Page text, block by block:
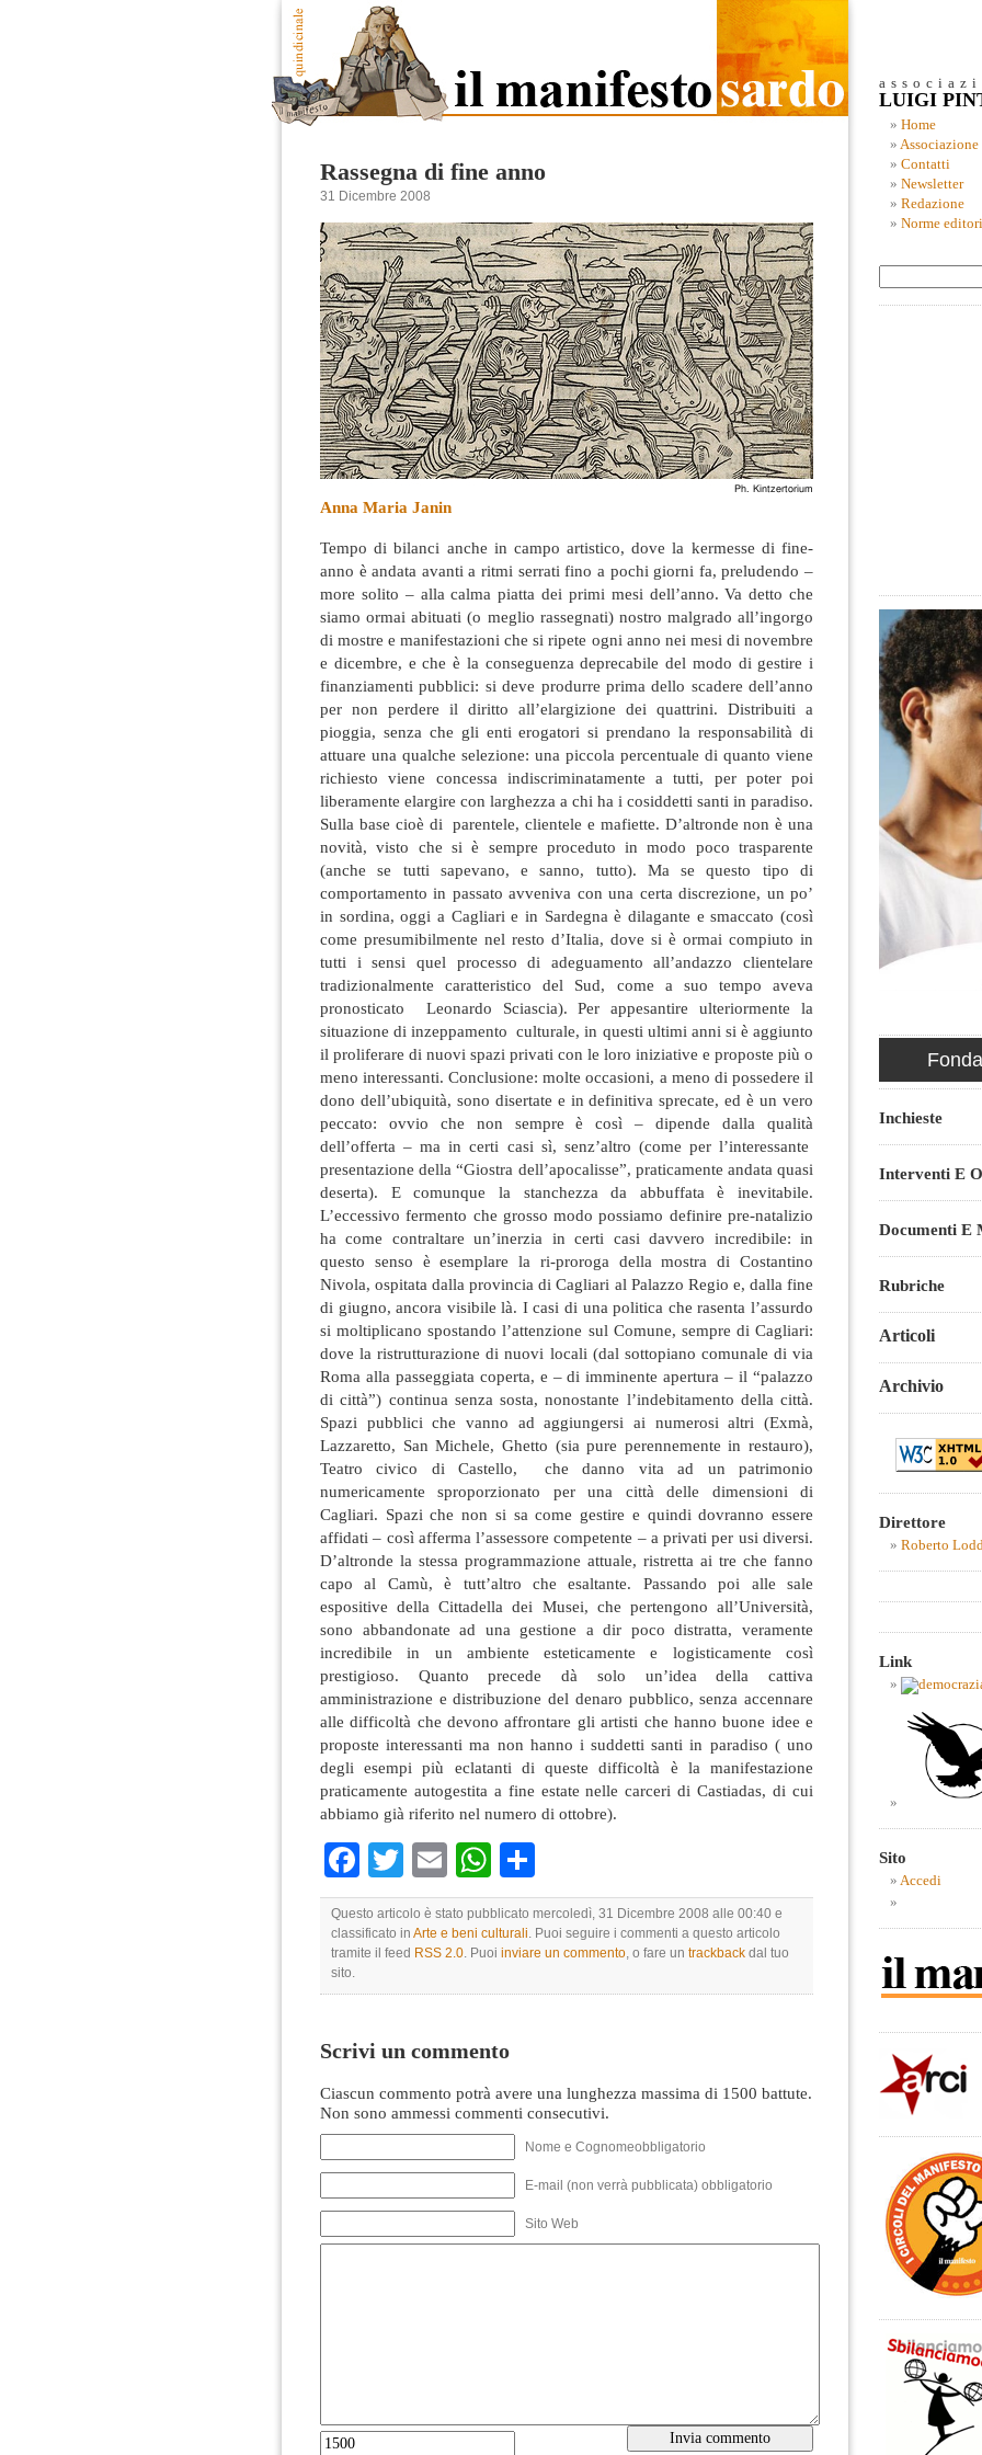
Rassegna di fine anno
31 Dicembre 2008
Anna Maria Janin
Tempo di bilanci anche in campo artistico, dove la kermesse di fine-
anno è andata avanti a ritmi serrati fino a pochi giorni fa, preludendo –
more solito – alla calma piatta dei primi mesi dell’anno. Va detto che
siamo ormai abituati (o meglio rassegnati) nostro malgrado all’ingorgo
di mostre e manifestazioni che si ripete ogni anno nei mesi di novembre
e dicembre, e che è la conseguenza deprecabile del modo di gestire i
finanziamenti pubblici: si deve produrre prima dello scadere dell’anno
per non perdere il diritto all’elargizione dei quattrini. Distribuiti a
pioggia, senza che gli enti erogatori si prendano la responsabilità di
attuare una qualche selezione: una piccola percentuale di quanto viene
richiesto viene concessa indiscriminatamente a tutti, per poter poi
liberamente elargire con larghezza a chi ha i cosiddetti santi in paradiso.
Sulla base cioè di parentele, clientele e mafiette. D’altronde non è una
novità, visto che si è sempre proceduto in modo poco trasparente
(anche se tutti sapevano, e sanno, tutto). Ma se questo tipo di
comportamento in passato avveniva con una certa discrezione, un po’
in sordina, oggi a Cagliari e in Sardegna è dilagante e smaccato (così
come presumibilmente nel resto d’Italia, dove si è ormai compiuto in
tutti i sensi quel processo di adeguamento all’andazzo clientelare
tradizionalmente caratteristico del Sud, come a suo tempo aveva
pronosticato Leonardo Sciascia). Per appesantire ulteriormente la
situazione di inzeppamento culturale, in questi ultimi anni si è aggiunto
il proliferare di nuovi spazi privati con le loro iniziative e proposte più o
meno interessanti. Conclusione: molte occasioni, a meno di possedere il
dono dell’ubiquità, sono disertate e in definitiva sprecate, ed è un vero
peccato: ovvio che non sempre è così – dipende dalla qualità
dell’offerta – ma in certi casi sì, senz’altro (come per l’interessante
presentazione della “Giostra dell’apocalisse”, praticamente andata quasi
deserta). E comunque la stanchezza da abbuffata è inevitabile.
L’eccessivo fermento che grosso modo possiamo definire pre-natalizio
ha come contraltare un’inerzia in certi casi davvero incredibile: in
questo senso è esemplare la ri-proroga della mostra di Costantino
Nivola, ospitata dalla provincia di Cagliari al Palazzo Regio e, dalla fine
di giugno, ancora visibile là. I casi di una politica che rasenta l’assurdo
si moltiplicano spostando l’attenzione sul Comune, sempre di Cagliari:
dove la ristrutturazione di nuovi locali (dal sottopiano comunale di via
Roma alla passeggiata coperta, e – di imminente apertura – il “palazzo
di città”) continua senza sosta, nonostante l’indebitamento della città.
Spazi pubblici che vanno ad aggiungersi ai numerosi altri (Exmà,
Lazzaretto, San Michele, Ghetto (sia pure perennemente in restauro),
Teatro civico di Castello, che danno vita ad un patrimonio
numericamente sproporzionato per una città delle dimensioni di
Cagliari. Spazi che non si sa come gestire e quindi dovranno essere
affidati – così afferma l’assessore competente – a privati per usi diversi.
D’altronde la stessa programmazione attuale, ristretta ai tre che fanno
capo al Camù, è tutt’altro che esaltante. Passando poi alle sale
espositive della Cittadella dei Musei, che pertengono all’Università,
sono abbandonate ad una gestione a dir poco distratta, veramente
incredibile in un ambiente esteticamente e logisticamente così
prestigioso. Quanto precede dà solo un’idea della cattiva
amministrazione e distribuzione del denaro pubblico, senza accennare
alle difficoltà che devono affrontare gli artisti che hanno buone idee e
proposte interessanti ma non hanno i suddetti santi in paradiso ( uno
degli esempi più eclatanti di queste difficoltà è la manifestazione
praticamente autogestita a fine estate nelle carceri di Castiadas, di cui
abbiamo già riferito nel numero di ottobre).
Facebook
TwitterEmailWhatsApp
Questo articolo è stato pubblicato mercoledì, 31 Dicembre 2008 alle 00:40 e
classificato in Arte e beni culturali. Puoi seguire i commenti a questo articolo
tramite il feed RSS 2.0. Puoi inviare un commento, o fare un trackback dal tuo
sito.
Scrivi un commento
Ciascun commento potrà avere una lunghezza massima di 1500 battute.
Non sono ammessi commenti consecutivi.
Nome e Cognomeobbligatorio
E-mail (non verrà pubblicata) obbligatorio
Sito Web
LUIGI
Home
Associazione
Contatti
Newsletter
Redazione
Norme
Inchieste
Interventi E
Documenti E
Rubriche
Articoli
Archivio
Direttore
Roberto
Link
Sito
Accedi